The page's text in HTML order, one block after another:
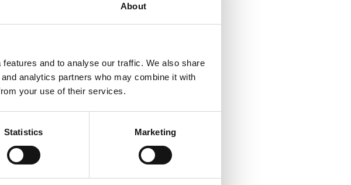
About
and to analyse our traffic. We also share
analytics partners who may combine it with
your use of their services.
Statistics Marketing